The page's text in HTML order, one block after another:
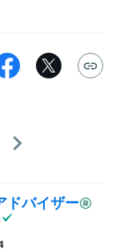
ドバイザー